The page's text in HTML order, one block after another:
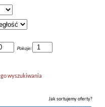
Pokoje:
wyszukiwania
Jak sortujemy oferty?